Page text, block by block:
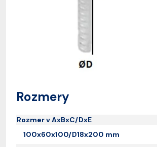
Rozmery
Rozmer v AxBxC/DxE
100x60x100/D18x200 mm